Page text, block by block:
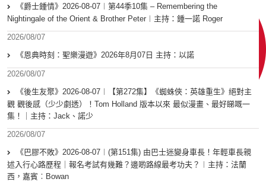
《爵士鍾情》2026-08-07︱第44季10集 – Remembering the
Nightingale of the Orient & Brother Peter︱主持：鍾一諾 Roger
2026/08/07
《恩典時刻：聖樂漫遊》2026年8月07日 主持：以諾
2026/08/07
《後生友聚》2026-08-07︱【第272集】《蜘蛛俠：英雄重生》絕對主
觀 觀後感（少少劇透）！Tom Holland 版本以來 最似漫畫、最好睇嘅一
集！｜主持：Jack、諾少
2026/08/07
《巴膠不敗》2026-08-07︱(第151集) 由巴士迷變身車長！年輕車長親
述入行心路歷程｜報名考試有幾難？邊啲路線最考功夫？︱主持：法蘭
西，嘉賓︰Bowan